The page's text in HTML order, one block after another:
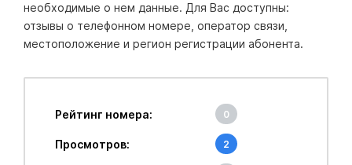
необходимые о нем данные. Для Вас доступны:
отзывы о телефонном номере, оператор связи,
местоположение и регион регистрации абонента.
Рейтинг номера: 0
Просмотров: 2